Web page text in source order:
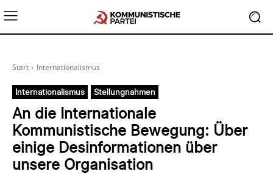
Start Internationalismus
Internationalismus Stellungnahmen
An die Internationale
Kommunistische Bewegung: Über
einige Desinformationen über
unsere Organisation